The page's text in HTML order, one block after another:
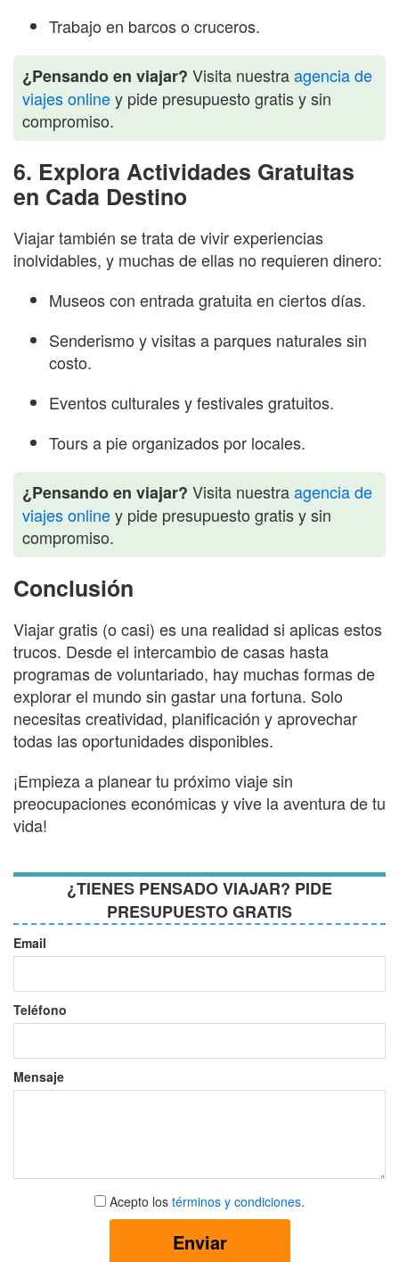
Trabajo en barcos o cruceros.
¿Pensando en viajar? Visita nuestraagencia de
viajes onliney pide presupuesto gratis y sin
compromiso.
6. Explora Actividades Gratuitas
en Cada Destino
Viajar también se trata de vivir experiencias
inolvidables, y muchas de ellas no requieren dinero:
Museos con entrada gratuita en ciertos días.
Senderismo y visitas a parques naturales sin
costo.
Eventos culturales y festivales gratuitos.
Tours a pie organizados por locales.
¿Pensando en viajar? Visita nuestraagencia de
viajes onliney pide presupuesto gratis y sin
compromiso.
Conclusión
Viajar gratis (o casi) es una realidad si aplicas estos
trucos. Desde el intercambio de casas hasta
programas de voluntariado, hay muchas formas de
explorar el mundo sin gastar una fortuna. Solo
necesitas creatividad, planificación y aprovechar
todas las oportunidades disponibles.
¡Empieza a planear tu próximo viaje sin
preocupaciones económicas y vive la aventura de tu
vida!
¿TIENES PENSADO VIAJAR? PIDE
PRESUPUESTO GRATIS
Email
Teléfono
Mensaje
Aceptar
términos
Acepto los términos y condiciones.
Enviar